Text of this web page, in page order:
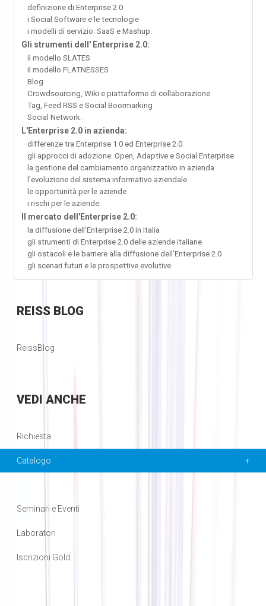
definizione di Enterprise 2.0
i Social Software e le tecnologie
i modelli di servizio: SaaS e Mashup.
Gli strumenti dell' Enterprise 2.0:
il modello SLATES
il modello FLATNESSES
Blog
Crowdsourcing, Wiki e piattaforme di collaborazione
Tag, Feed RSS e Social Boormarking
Social Network.
L'Enterprise 2.0 in azienda:
differenze tra Enterprise 1.0 ed Enterprise 2.0
gli approcci di adozione: Open, Adaptive e Social Enterprise
la gestione del cambiamento organizzativo in azienda
l'evoluzione del sistema informativo aziendale
le opportunità per le aziende
i rischi per le aziende.
Il mercato dell'Enterprise 2.0:
la diffusione dell'Enterprise 2.0 in Italia
gli strumenti di Enterprise 2.0 delle aziende italiane
gli ostacoli e le barriere alla diffusione dell'Enterprise 2.0
gli scenari futuri e le prospettive evolutive.
REISSBLOG
ReissBlog
VEDI ANCHE
Richiesta
Catalogo
Seminari e Eventi
Laboratori
Iscrizioni Gold